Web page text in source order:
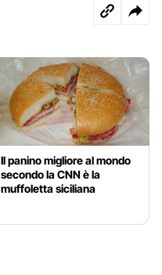
Il panino migliore al mondo
secondo la CNN è la
muffoletta siciliana